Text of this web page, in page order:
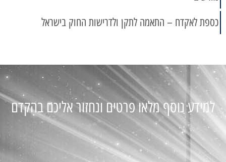
כספת לאקדח – התאמה לתקן ולדרישות החוק בישראל
למידע נוסף מלאו פרטים ונחזור אליכם בהקדם